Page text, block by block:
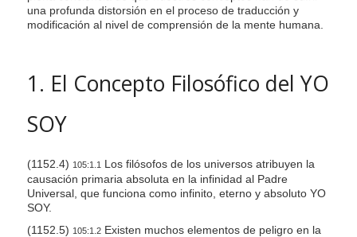
una profunda distorsión en el proceso de traducción y
modificación al nivel de comprensión de la mente humana.
1. El Concepto Filosófico del YO
SOY
(1152.4) 105:1.1 Los filósofos de los universos atribuyen la
causación primaria absoluta en la infinidad al Padre
Universal, que funciona como infinito, eterno y absoluto YO
SOY.
(1152.5) 105:1.2Existen muchos elementos de peligro en la